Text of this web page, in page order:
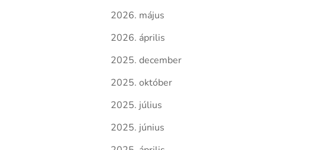
2026. május
2026. április
2025. december
2025. október
2025. július
2025. június